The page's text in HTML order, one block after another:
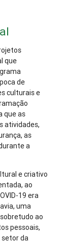
que
de
culturais e
que as
atividades,
as
a
e criativo
ao
19 era
uma
ao
pessoais,
setor da